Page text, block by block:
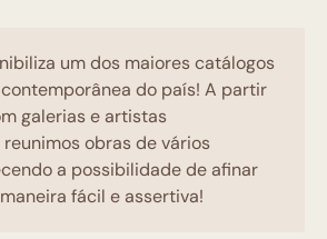
um dos maiores catálogos
do país! A partir
galerias e artistas
obras de vários
a possibilidade de afinar
fácil e assertiva!